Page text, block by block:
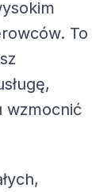
To
wzmocnić